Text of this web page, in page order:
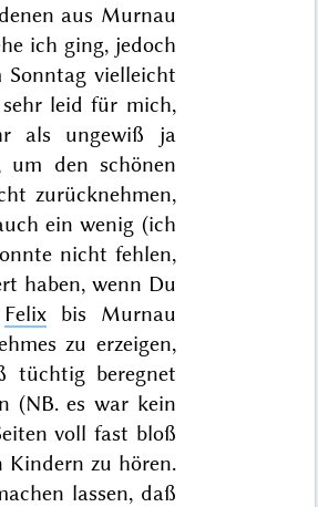
aus Murnau
ich ging, jedoch
Sonntag vielleicht
leid für mich,
als ungewiß ja
um den schönen
zurücknehmen,
ein wenig (ich
nicht fehlen,
haben, wenn Du
Felix bis Murnau
zu erzeigen,
tüchtig beregnet
(NB. es war kein
voll fast bloß
Kindern zu hören.
lassen, daß